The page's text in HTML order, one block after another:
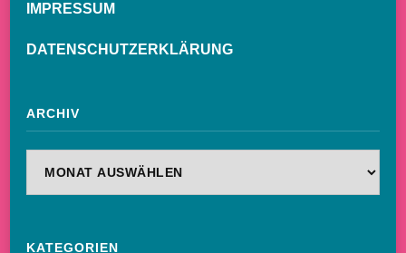
IMPRESSUM
DATENSCHUTZERKLÄRUNG
ARCHIV
KATEGORIEN